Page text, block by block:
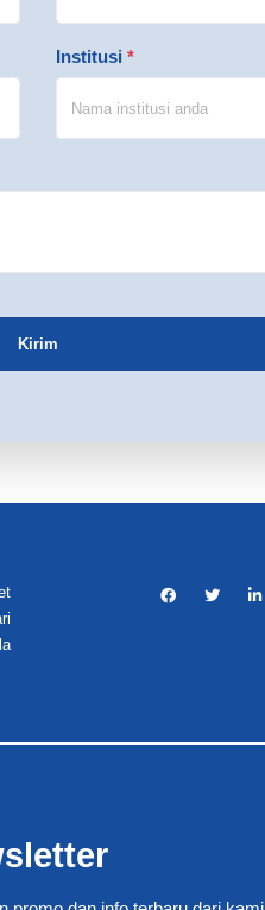
Institusi *
Kirim